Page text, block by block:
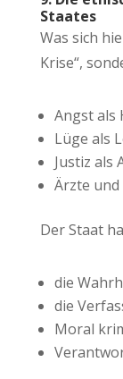
Staates
Was sich
Krise“,
Angst als
Lüge als
Justiz als
Ärzte
Der Staat
die
die
Moral